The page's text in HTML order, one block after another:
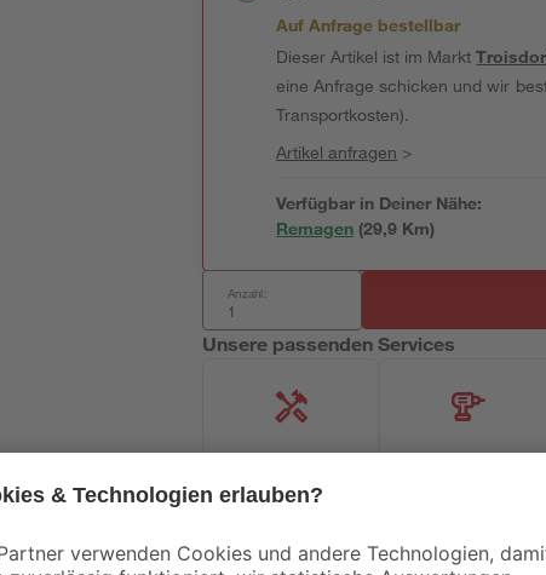
Auf Anfrage bestellbar
Dieser Artikel ist im Markt
eine Anfrage schicken und wir
Transportkosten).
Artikel anfragen >
Verfügbar in Deiner Nähe:
Remagen (29,9 Km)
Anzahl:
Unsere passenden Services